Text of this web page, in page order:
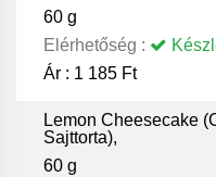
60 g
Elérhetőség :
Ár : 1 185 Ft
Lemon Cheesecake
Sajttorta),
60 g